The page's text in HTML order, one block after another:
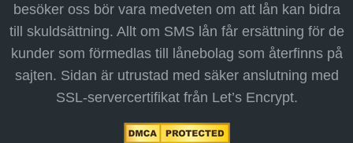
besöker oss bör vara medveten om att lån kan bidra
till skuldsättning. Allt om SMS lån får ersättning för de
kunder som förmedlas till lånebolag som återfinns på
sajten. Sidan är utrustad med säker anslutning med
SSL-servercertifikat från Let’s Encrypt.